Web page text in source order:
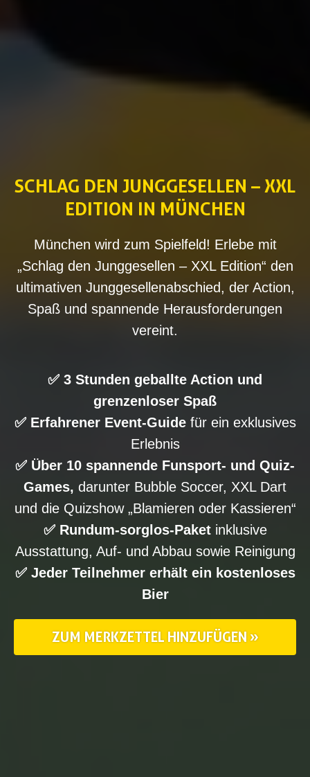
SCHLAG DEN JUNGGESELLEN – XXL
EDITION IN MÜNCHEN
München wird zum Spielfeld! Erlebe mit
„Schlag den Junggesellen – XXL Edition“ den
ultimativen Junggesellenabschied, der Action,
Spaß und spannende Herausforderungen
vereint.
✅ 3 Stunden geballte Action und
grenzenloser Spaß
✅ Erfahrener Event-Guide für ein exklusives
Erlebnis
✅ Über 10 spannende Funsport- und Quiz-
Games, darunter Bubble Soccer, XXL Dart
und die Quizshow „Blamieren oder Kassieren“
✅ Rundum-sorglos-Paketinklusive
Ausstattung, Auf- und Abbau sowie Reinigung
✅ Jeder Teilnehmer erhält ein kostenloses
Bier
ZUM MERKZETTEL HINZUFÜGEN »